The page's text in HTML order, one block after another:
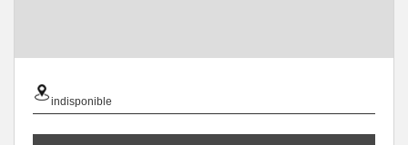
indisponible